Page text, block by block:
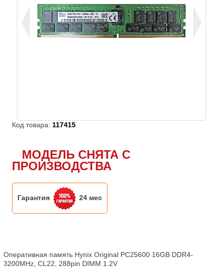
Код товара: 117415
МОДЕЛЬ СНЯТА С
ПРОИЗВОДСТВА
Гарантия 24 мес
Оперативная память Hynix Original PC25600 16GB DDR4-
3200MHz, CL22, 288pin DIMM 1.2V